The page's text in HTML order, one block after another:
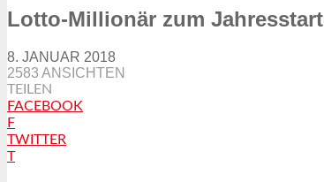
Lotto-Millionär zum Jahresstart
8. JANUAR 2018
2583 ANSICHTEN
TEILEN
FACEBOOK
F
TWITTER
T